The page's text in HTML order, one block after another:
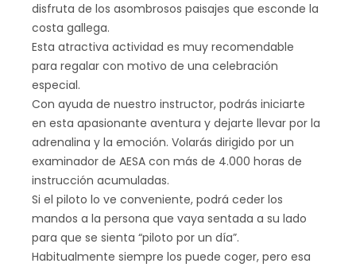
disfruta de los asombrosos paisajes que esconde la
costa gallega.
Esta atractiva actividad es muy recomendable
para regalar con motivo de una celebración
especial.
Con ayuda de nuestro instructor, podrás iniciarte
en esta apasionante aventura y dejarte llevar por la
adrenalina y la emoción. Volarás dirigido por un
examinador de AESA con más de 4.000 horas de
instrucción acumuladas.
Si el piloto lo ve conveniente, podrá ceder los
mandos a la persona que vaya sentada a su lado
para que se sienta “piloto por un día”.
Habitualmente siempre los puede coger, pero esa